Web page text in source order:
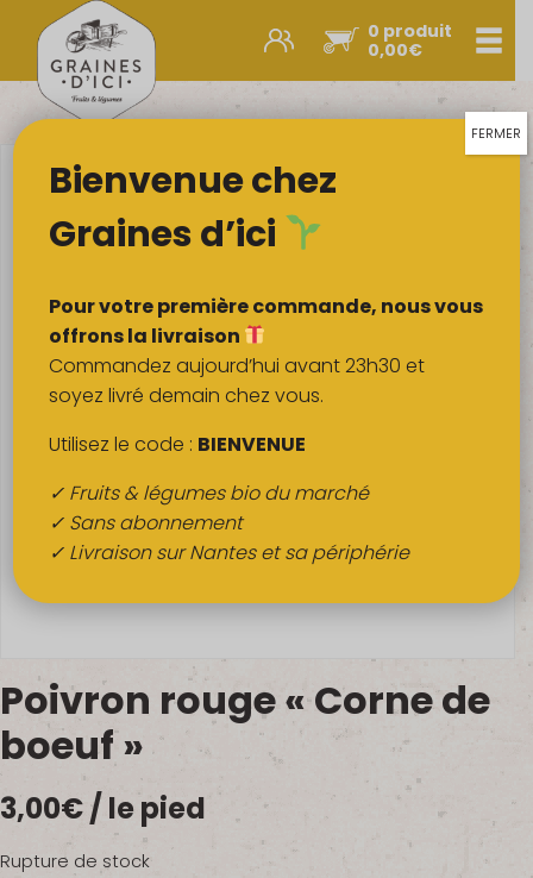
0 produit
0,00€
Promos et nouveautés
Légumes & œufs
Fruits
Viandes
Boulangerie
Crémerie
Poissons
Épicerie sucrée
Épices
Boissons
QUI SOMMES-NOUS ?
FRUITS BIO AU BUREAU
NOS PRODUCTEURS
NOS MARCHÉS
Poivron rouge « Corne de
boeuf »
3,00€/ le pied
Rupture de stock
Bienvenue chez
Graines d’ici
Pour votre première commande, nous vous
offrons la livraison
Commandez aujourd’hui avant 23h30 et
soyez livré demain chez vous.
Utilisez le code : BIENVENUE
✓ Fruits & légumes bio du marché
✓ Sans abonnement
✓ Livraison sur Nantes et sa périphérie
FERMER